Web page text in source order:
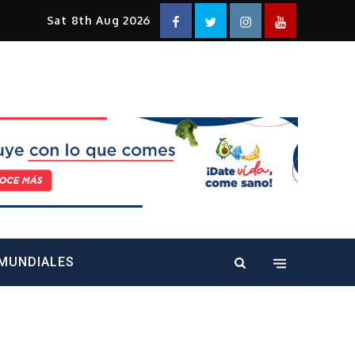
Sat 8th Aug 2026 FacebookTwitterInstagramYouTube